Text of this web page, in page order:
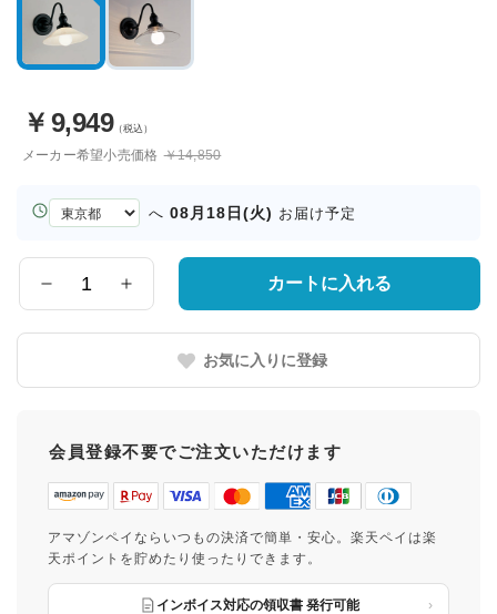
￥ 9,949（税込）
メーカー希望小売価格 ￥14,850
お
届
県
へ 08月18日(火) お届け予定
量
カートに入れる
お気に入りに登録
会員登録不要でご注文いただけます
アマゾンペイならいつもの決済で簡単・安心。楽天ペイは楽
天ポイントを貯めたり使ったりできます。
インボイス対応の領収書 発行可能